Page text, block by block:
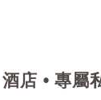
店 • 專屬